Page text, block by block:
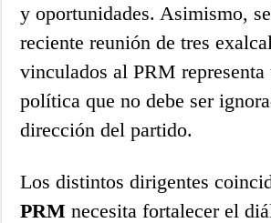
y oportunidades. Asimismo,
reciente reunión de tres
vinculados al PRM representa
política que no debe ser
dirección del partido.
Los distintos dirigentes
PRM necesita fortalecer el